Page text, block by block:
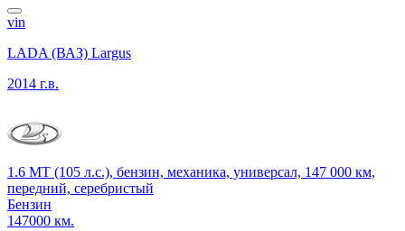
vin
LADA (ВАЗ) Largus
2014 г.в.
1.6 MT (105 л.с.), бензин, механика, универсал, 147 000 км,
передний, серебристый
Бензин
147000 км.